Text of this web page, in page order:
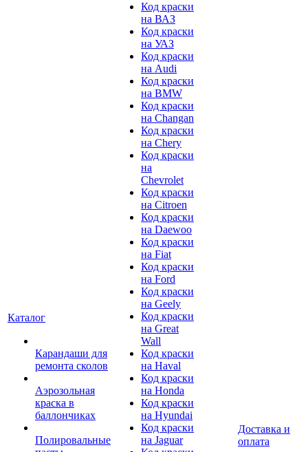
Каталог
Карандаши для
ремонта сколов
Аэрозольная
краска в
баллончиках
Полировальные
Код краски
на ВАЗ
Код краски
на УАЗ
Код краски
на Audi
Код краски
на BMW
Код краски
на Changan
Код краски
на Chery
Код краски
на
Chevrolet
Код краски
на Citroen
Код краски
на Daewoo
Код краски
на Fiat
Код краски
на Ford
Код краски
на Geely
Код краски
на Great
Wall
Код краски
на Haval
Код краски
на Honda
Код краски
на Hyundai
Код краски
на Jaguar
Доставка и
оплата